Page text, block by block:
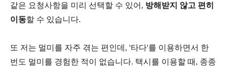
같은 요청사항을 미리 선택할 수 있어, 방해받지 않고 편히
이동할 수 있습니다.
또 저는 멀미를 자주 겪는 편인데, '타다'를 이용하면서 한
번도 멀미를 경험한 적이 없습니다. 택시를 이용할 때, 종종